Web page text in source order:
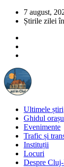
7 august,
Știrile zilei
Ultimele știri
Ghidul
Evenimente
Trafic și
Instituții
Locuri
Despre